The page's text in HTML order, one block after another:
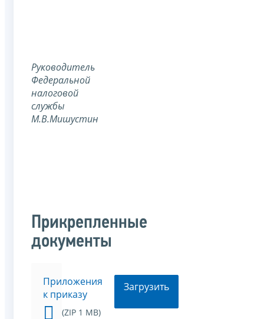
Руководитель
Федеральной
налоговой
службы
М.В.Мишустин
Прикрепленные
документы
Приложения
к приказу
(ZIP 1 MB)
Загрузить